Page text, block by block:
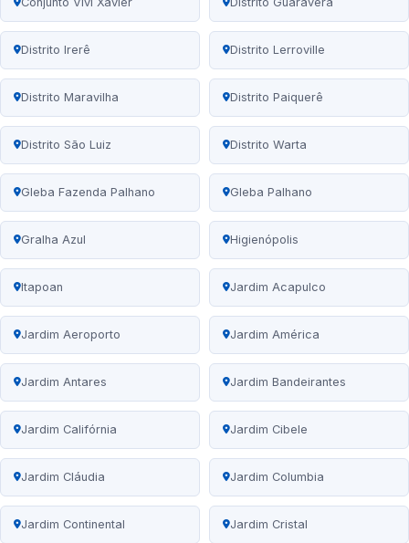
Distrito Irerê Distrito Lerroville
Distrito Maravilha Distrito Paiquerê
Distrito São Luiz Distrito Warta
Gleba Fazenda Palhano Gleba Palhano
Gralha Azul Higienópolis
Itapoan Jardim Acapulco
Jardim Aeroporto Jardim América
Jardim Antares Jardim Bandeirantes
Jardim Califórnia Jardim Cibele
Jardim Cláudia Jardim Columbia
Jardim Continental Jardim Cristal